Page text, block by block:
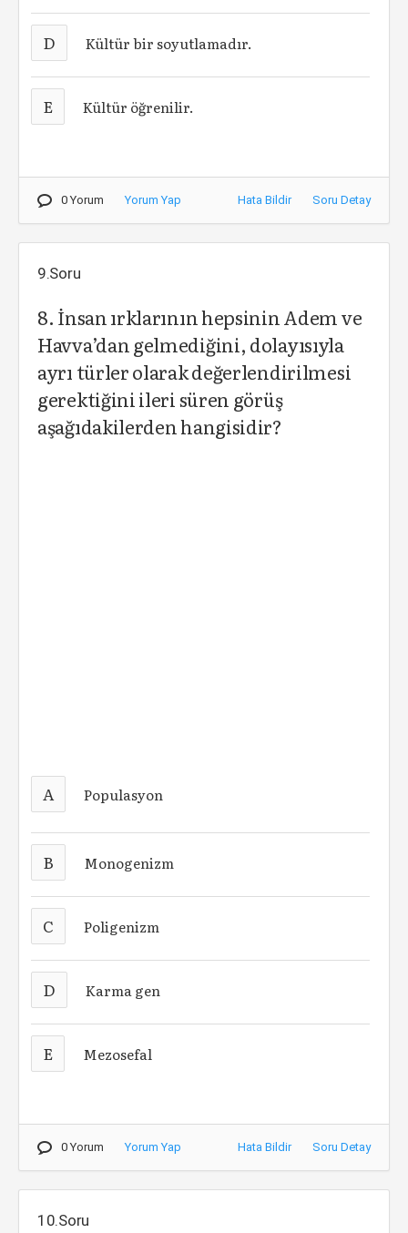
D Kültür bir soyutlamadır.
E Kültür öğrenilir.
0 Yorum Yorum Yap Hata Bildir Soru Detay
9.Soru
8. İnsan ırklarının hepsinin Adem ve
Havva’dan gelmediğini, dolayısıyla
ayrı türler olarak değerlendirilmesi
gerektiğini ileri süren görüş
aşağıdakilerden hangisidir?
A Populasyon
B Monogenizm
C Poligenizm
D Karma gen
E Mezosefal
0 Yorum Yorum Yap Hata Bildir Soru Detay
10.Soru